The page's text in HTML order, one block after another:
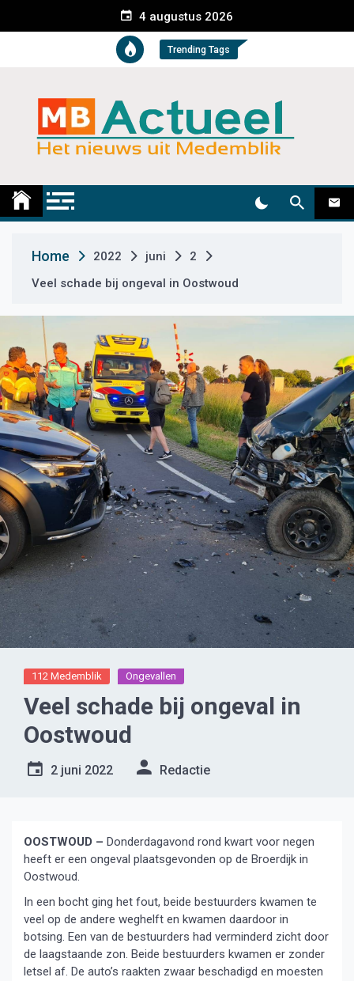
e
t
4 augustus 2026
Trending Tags
Medemblik Actueel
Home 2022 juni
2
Veel schade bij ongeval in Oostwoud
112 Medemblik Ongevallen
Veel schade bij ongeval in
Oostwoud
2 juni 2022 Redactie
OOSTWOUD – Donderdagavond rond kwart voor negen
heeft er een ongeval plaatsgevonden op de Broerdijk in
Oostwoud.
In een bocht ging het fout, beide bestuurders kwamen te
veel op de andere weghelft en kwamen daardoor in
botsing. Een van de bestuurders had verminderd zicht door
de laagstaande zon. Beide bestuurders kwamen er zonder
letsel af. De auto’s raakten zwaar beschadigd en moesten